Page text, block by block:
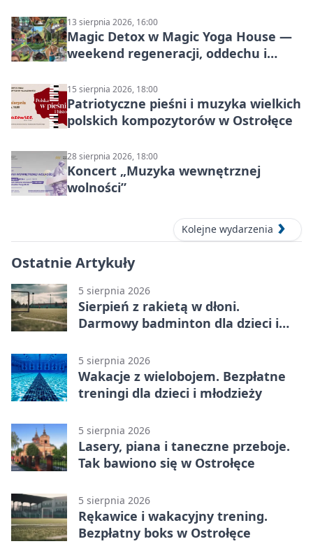
Mazowsza do Korony”
13 sierpnia 2026, 16:00
Magic Detox w Magic Yoga House —
weekend regeneracji, oddechu i
15 sierpnia 2026, 18:00
Patriotyczne pieśni i muzyka wielkich
polskich kompozytorów w Ostrołęce
28 sierpnia 2026, 18:00
Koncert „Muzyka wewnętrznej
wolności”
Kolejne wydarzenia
Ostatnie Artykuły
5 sierpnia 2026
Sierpień z rakietą w dłoni.
Darmowy badminton dla dzieci i
5 sierpnia 2026
Wakacje z wielobojem. Bezpłatne
treningi dla dzieci i młodzieży
5 sierpnia 2026
Lasery, piana i taneczne przeboje.
Tak bawiono się w Ostrołęce
5 sierpnia 2026
Rękawice i wakacyjny trening.
Bezpłatny boks w Ostrołęce